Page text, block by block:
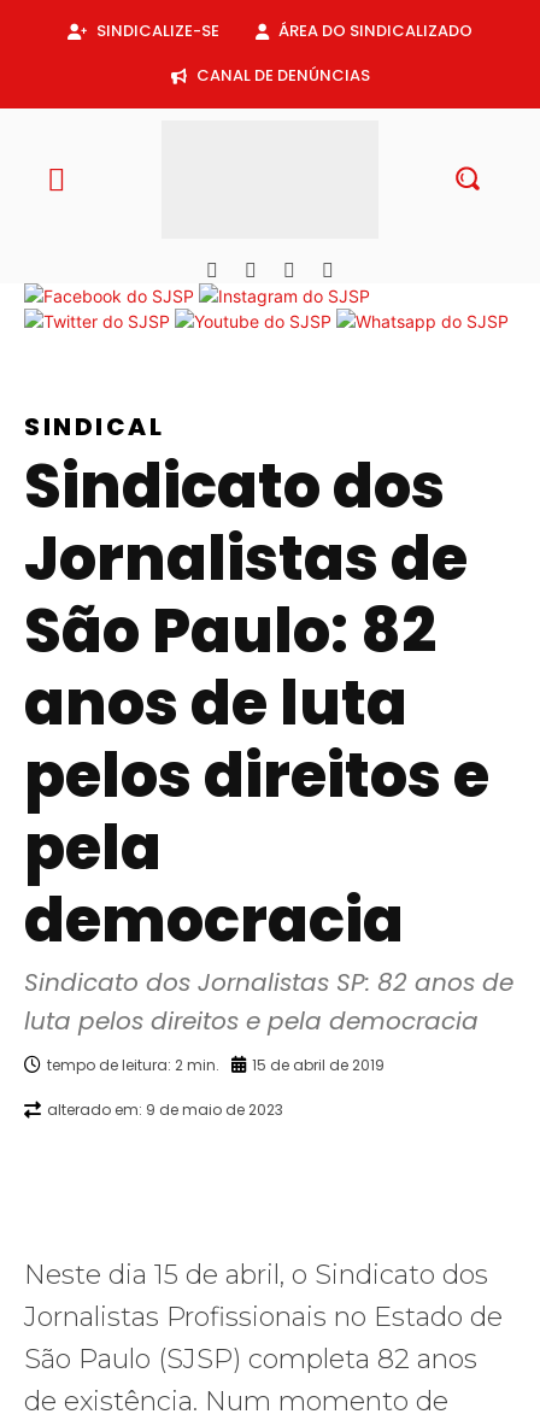
SINDICALIZE-SE
ÁREA DO SINDICALIZADO
CANAL DE DENÚNCIAS
SINDICAL
Sindicato dos
Jornalistas de
São Paulo: 82
anos de luta
pelos direitos e
pela
democracia
Sindicato dos Jornalistas SP: 82 anos de
luta pelos direitos e pela democracia
tempo de leitura: 2 min. 15 de abril de 2019
alterado em: 9 de maio de 2023
Neste dia 15 de abril, o Sindicato dos
Jornalistas Profissionais no Estado de
São Paulo (SJSP) completa 82 anos
de existência. Num momento de